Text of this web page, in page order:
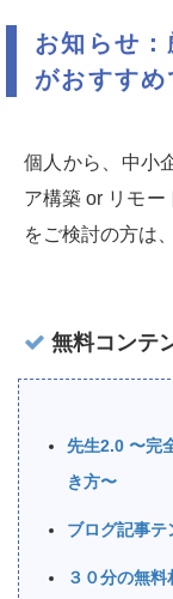
お知らせ
がおすすめ
個人から、中小
ア構築 or リモー
をご検討の方は
無料コンテ
先生2.0 〜完
き方〜
ブログ記事テ
３０分の無料